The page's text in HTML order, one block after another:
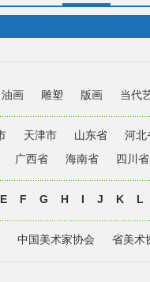
油画 雕塑 版画 当代
天津市 山东省
河北
广西省 海南省 四川省
E F G H I J K L
中国美术家协会 省美术